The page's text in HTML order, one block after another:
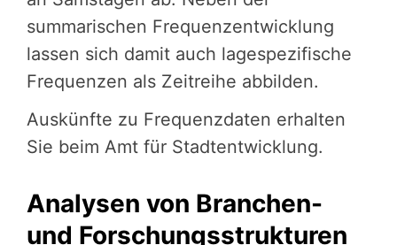
summarischen Frequenzentwicklung
lassen sich damit auch lagespezifische
Frequenzen als Zeitreihe abbilden.
Auskünfte zu Frequenzdaten erhalten
Sie beim Amt für Stadtentwicklung.
Analysen von Branchen-
und Forschungsstrukturen